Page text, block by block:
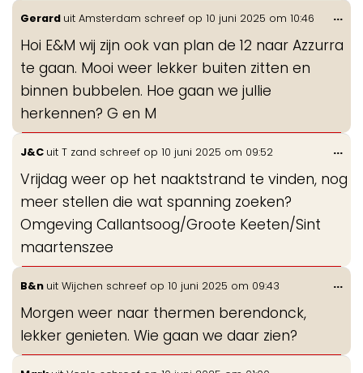
Gerard uit Amsterdam schreef op 10 juni 2025 om 10:46
Hoi E&M wij zijn ook van plan de 12 naar Azzurra
te gaan. Mooi weer lekker buiten zitten en
binnen bubbelen. Hoe gaan we jullie
herkennen? G en M
...
J&C uit T zand schreef op 10 juni 2025 om 09:52
Vrijdag weer op het naaktstrand te vinden, nog
meer stellen die wat spanning zoeken?
Omgeving Callantsoog/Groote Keeten/Sint
maartenszee
...
B&n uit Wijchen schreef op 10 juni 2025 om 09:43
Morgen weer naar thermen berendonck,
lekker genieten. Wie gaan we daar zien?
...